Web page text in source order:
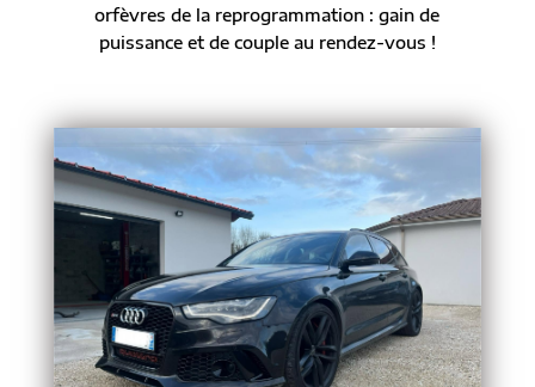
orfèvres de la reprogrammation : gain de
puissance et de couple au rendez-vous !